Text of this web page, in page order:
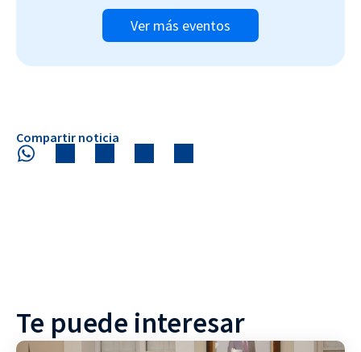
Ver más eventos
Compartir noticia
Te puede interesar